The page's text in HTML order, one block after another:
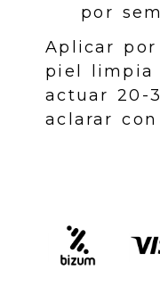
por
Aplicar
piel limpia
actuar 20-
aclarar con